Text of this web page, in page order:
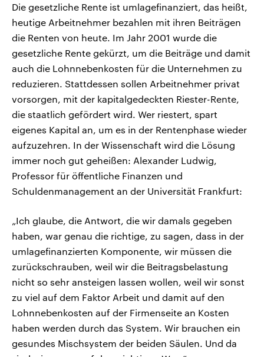
Die gesetzliche Rente ist umlagefinanziert, das heißt,
heutige Arbeitnehmer bezahlen mit ihren Beiträgen
die Renten von heute. Im Jahr 2001 wurde die
gesetzliche Rente gekürzt, um die Beiträge und damit
auch die Lohnnebenkosten für die Unternehmen zu
reduzieren. Stattdessen sollen Arbeitnehmer privat
vorsorgen, mit der kapitalgedeckten Riester-Rente,
die staatlich gefördert wird. Wer riestert, spart
eigenes Kapital an, um es in der Rentenphase wieder
aufzuzehren. In der Wissenschaft wird die Lösung
immer noch gut geheißen: Alexander Ludwig,
Professor für öffentliche Finanzen und
Schuldenmanagement an der Universität Frankfurt:
„Ich glaube, die Antwort, die wir damals gegeben
haben, war genau die richtige, zu sagen, dass in der
umlagefinanzierten Komponente, wir müssen die
zurückschrauben, weil wir die Beitragsbelastung
nicht so sehr ansteigen lassen wollen, weil wir sonst
zu viel auf dem Faktor Arbeit und damit auf den
Lohnnebenkosten auf der Firmenseite an Kosten
haben werden durch das System. Wir brauchen ein
gesundes Mischsystem der beiden Säulen. Und da